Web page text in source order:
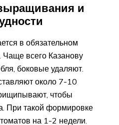
и
в обязательном
всего Казанову
боковые удаляют.
около 7-10
чтобы
При такой формировке
на 1-2 недели.